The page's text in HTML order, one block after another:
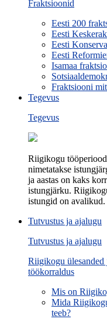
Fraktsioonid
Eesti 200
Eesti
Eesti
Eesti
Isamaa
Fraktsiooni
Tegevus
Tegevus
Riigikogu
nimetatakse
ja aastas on kaks
istungjärku.
istungid on avalikud.
Tutvustus ja ajalugu
Tutvustus ja ajalugu
Riigikogu ülesanded
töökorraldus
Mis on
Mida
teeb?